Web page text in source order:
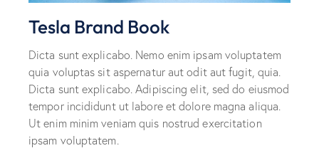
Tesla Brand Book
Dicta sunt explicabo. Nemo enim ipsam voluptatem
quia voluptas sit aspernatur aut odit aut fugit, quia.
Dicta sunt explicabo. Adipiscing elit, sed do eiusmod
tempor incididunt ut labore et dolore magna aliqua.
Ut enim minim veniam quis nostrud exercitation
ipsam voluptatem.